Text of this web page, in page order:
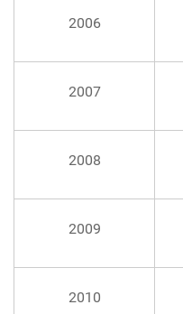
2006
2007
2008
2009
2010